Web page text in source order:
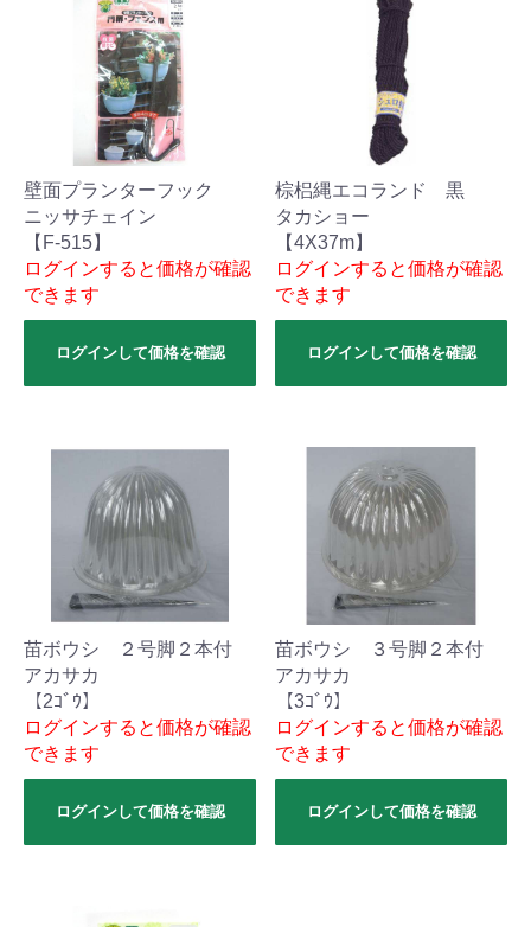
壁面プランターフック
ニッサチェイン
【F-515】
ログインすると価格が確認
できます
ログインして価格を確認
棕梠縄エコランド 黒
タカショー
【4X37m】
ログインすると価格が確認
できます
ログインして価格を確認
苗ボウシ ２号脚２本付
アカサカ
【2ｺﾞｳ】
ログインすると価格が確認
できます
ログインして価格を確認
苗ボウシ ３号脚２本付
アカサカ
【3ｺﾞｳ】
ログインすると価格が確認
できます
ログインして価格を確認